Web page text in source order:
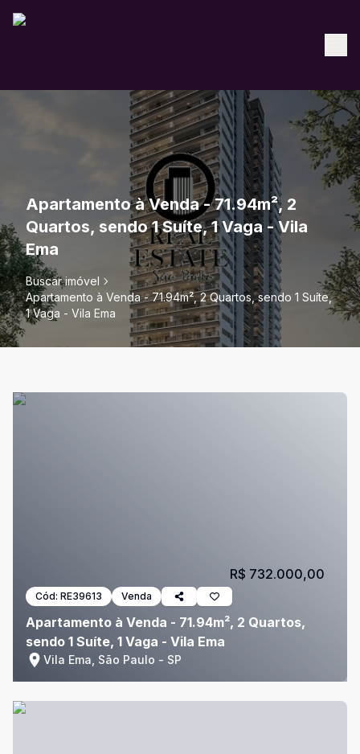
Apartamento à Venda - 71.94m², 2
Quartos, sendo 1 Suíte, 1 Vaga - Vila
Ema
Buscar imóvel
Apartamento à Venda - 71.94m², 2 Quartos, sendo 1 Suíte,
1 Vaga - Vila Ema
Cód: RE39613 Venda
Apartamento à Venda - 71.94m², 2 Quartos,
sendo 1 Suíte, 1 Vaga - Vila Ema
Vila Ema, São Paulo - SP
R$ 732.000,00